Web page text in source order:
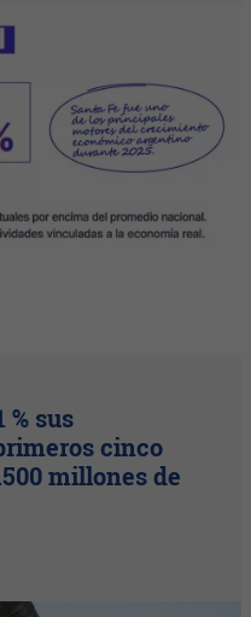
% sus
cinco
millones de